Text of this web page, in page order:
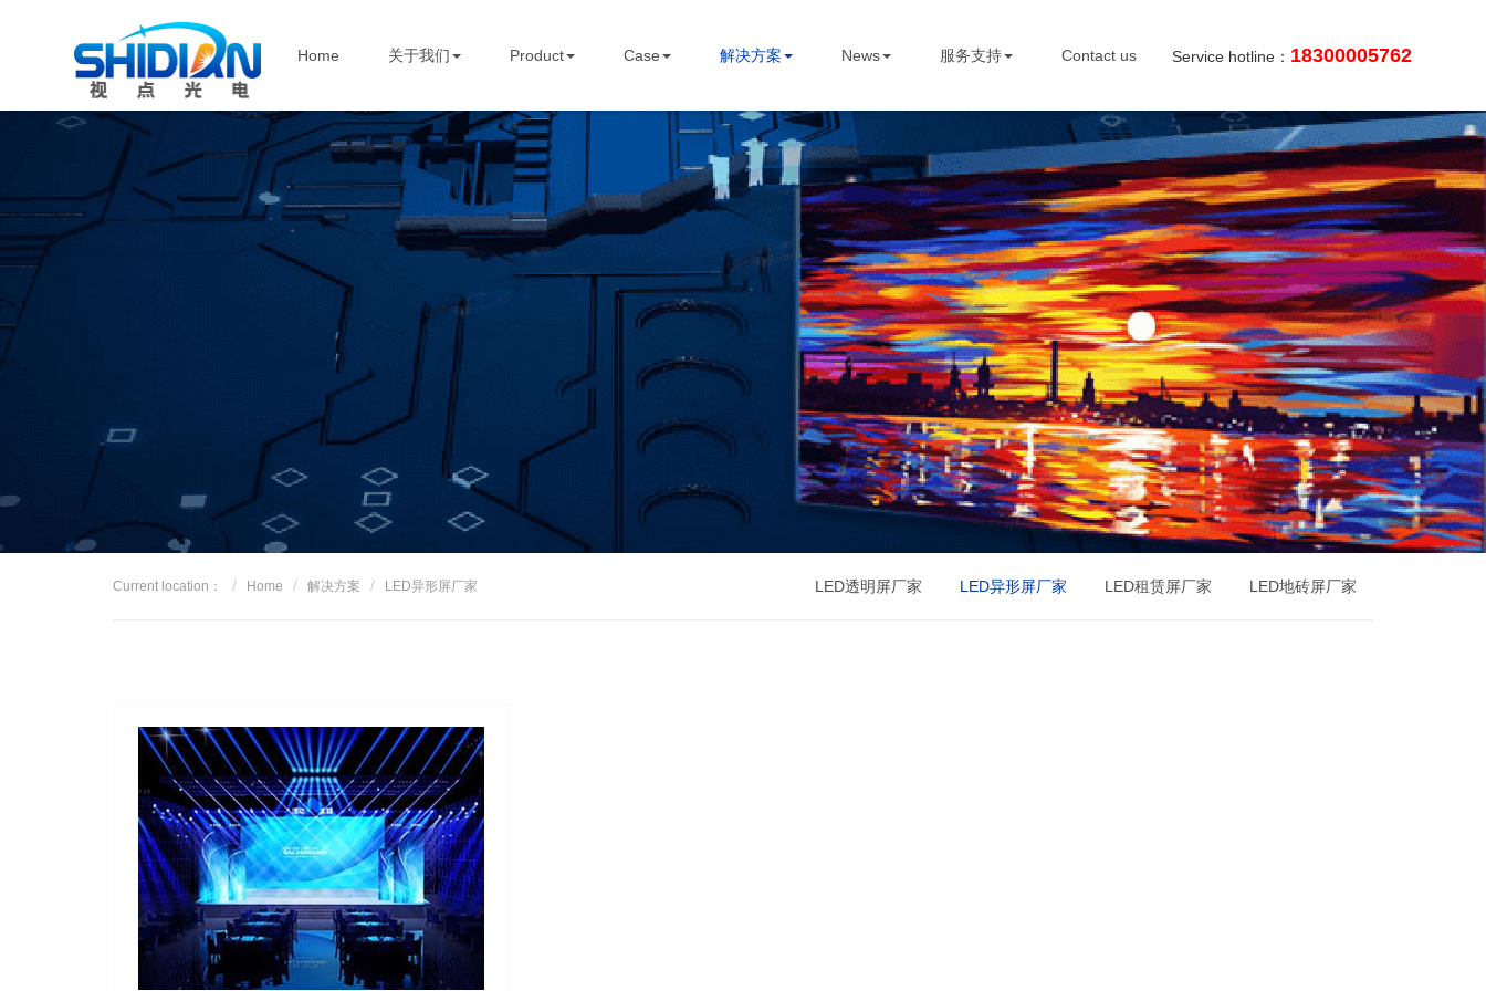
Home 关于我们 Product Case 解决方案 News 服务支持 Contact us Service hotline： 18300005762
Product
解决方案
Current location： Home 解决方案 LED异形屏厂家 LED透明屏厂家 LED异形屏厂家 LED租赁屏厂家 LED地砖屏厂家